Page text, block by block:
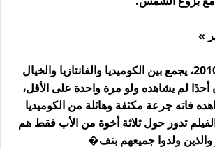
»
فيلم مصري إنتاج 2010، يجمع بين الكوميديا والفانتازيا والخيال
أحدًا لم يشاهده ولو مرة واحدة على الأقل،
فاته جرعة مكثفة وهائلة من الكوميديا
تدور حول ثلاثة أخوة من الأب فقط هم
ولدوا جميعهم بنف�